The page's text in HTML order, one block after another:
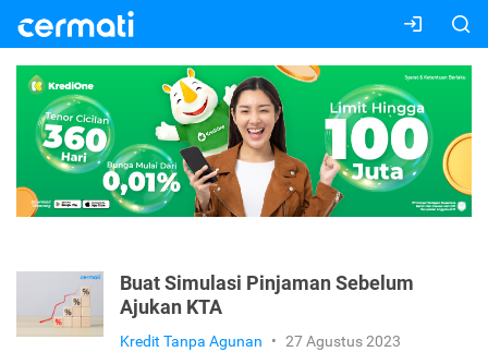
Buat Simulasi Pinjaman Sebelum
Ajukan KTA
Kredit Tanpa Agunan • 27 Agustus 2023